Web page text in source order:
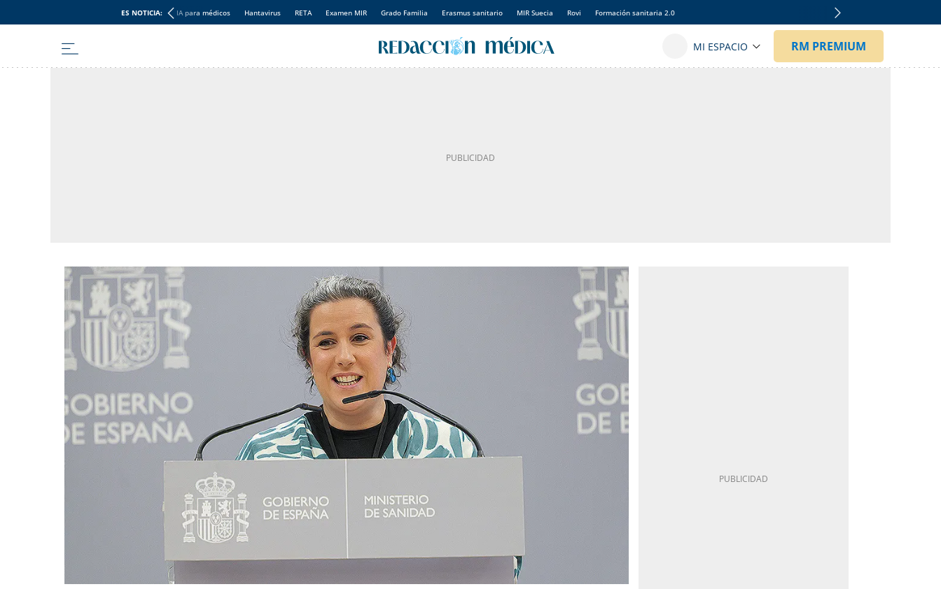
ES NOTICIA: IA para médicos Hantavirus RETA Examen MIR Grado Familia Erasmus sanitario MIR Suecia Rovi Formación sanitaria 2.0